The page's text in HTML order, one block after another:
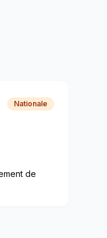
Nationale
de